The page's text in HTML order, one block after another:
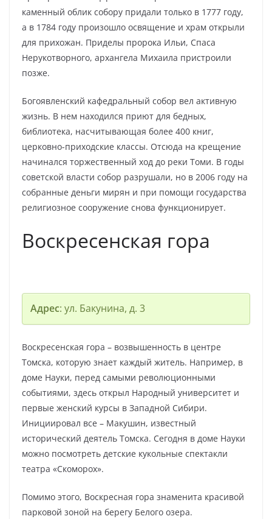
каменный облик собору придали только в 1777 году,
а в 1784 году произошло освящение и храм открыли
для прихожан. Приделы пророка Ильи, Спаса
Нерукотворного, архангела Михаила пристроили
позже.
Богоявленский кафедральный собор вел активную
жизнь. В нем находился приют для бедных,
библиотека, насчитывающая более 400 книг,
церковно-приходские классы. Отсюда на крещение
начинался торжественный ход до реки Томи. В годы
советской власти собор разрушали, но в 2006 году на
собранные деньги мирян и при помощи государства
религиозное сооружение снова функционирует.
Воскресенская гора
Адрес: ул. Бакунина, д. 3
Воскресенская гора – возвышенность в центре
Томска, которую знает каждый житель. Например, в
доме Науки, перед самыми революционными
событиями, здесь открыл Народный университет и
первые женский курсы в Западной Сибири.
Инициировал все – Макушин, известный
исторический деятель Томска. Сегодня в доме Науки
можно посмотреть детские кукольные спектакли
театра «Скоморох».
Помимо этого, Воскресная гора знаменита красивой
парковой зоной на берегу Белого озера.